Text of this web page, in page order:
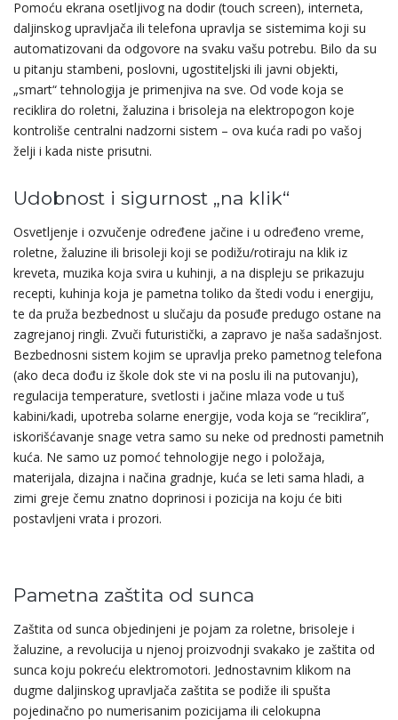
Pomoću ekrana osetljivog na dodir (touch screen), interneta,
daljinskog upravljača ili telefona upravlja se sistemima koji su
automatizovani da odgovore na svaku vašu potrebu. Bilo da su
u pitanju stambeni, poslovni, ugostiteljski ili javni objekti,
„smart“ tehnologija je primenjiva na sve. Od vode koja se
reciklira do roletni, žaluzina i brisoleja na elektropogon koje
kontroliše centralni nadzorni sistem – ova kuća radi po vašoj
želji i kada niste prisutni.
Udobnost i sigurnost „na klik“
Osvetljenje i ozvučenje određene jačine i u određeno vreme,
roletne, žaluzine ili brisoleji koji se podižu/rotiraju na klik iz
kreveta, muzika koja svira u kuhinji, a na displeju se prikazuju
recepti, kuhinja koja je pametna toliko da štedi vodu i energiju,
te da pruža bezbednost u slučaju da posuđe predugo ostane na
zagrejanoj ringli. Zvuči futuristički, a zapravo je naša sadašnjost.
Bezbednosni sistem kojim se upravlja preko pametnog telefona
(ako deca dođu iz škole dok ste vi na poslu ili na putovanju),
regulacija temperature, svetlosti i jačine mlaza vode u tuš
kabini/kadi, upotreba solarne energije, voda koja se “reciklira”,
iskorišćavanje snage vetra samo su neke od prednosti pametnih
kuća. Ne samo uz pomoć tehnologije nego i položaja,
materijala, dizajna i načina gradnje, kuća se leti sama hladi, a
zimi greje čemu znatno doprinosi i pozicija na koju će biti
postavljeni vrata i prozori.
Pametna zaštita od sunca
Zaštita od sunca objedinjeni je pojam za roletne, brisoleje i
žaluzine, a revolucija u njenoj proizvodnji svakako je zaštita od
sunca koju pokreću elektromotori. Jednostavnim klikom na
dugme daljinskog upravljača zaštita se podiže ili spušta
pojedinačno po numerisanim pozicijama ili celokupna